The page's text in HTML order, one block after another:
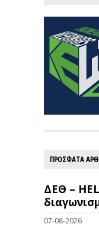
ΠΡΟΣΦΑΤΑ
ΔΕΘ –
07-08-2026